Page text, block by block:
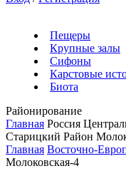
Пещеры
Крупные залы
Сифоны
Карстовые
Биота
Районирование
Главная Россия
Старицкий Район
Главная Восточно-
Молоковская-4